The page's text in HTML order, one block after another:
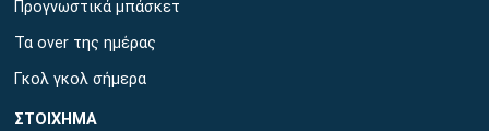
Προγνωστικά μπάσκετ
Τα over της ημέρας
Γκολ γκολ σήμερα
ΣΤΟΙΧΗΜΑ